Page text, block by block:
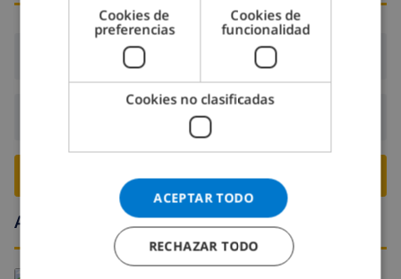
Llegada: Desde 16:00 antes de 21:00
Antes de: 10:00
RESERVE ESTE CHALÉ ›
Alrededores
Cookies de
preferencias
Cookies de
funcionalidad
Cookies no clasificadas
ACEPTAR TODO
RECHAZAR TODO